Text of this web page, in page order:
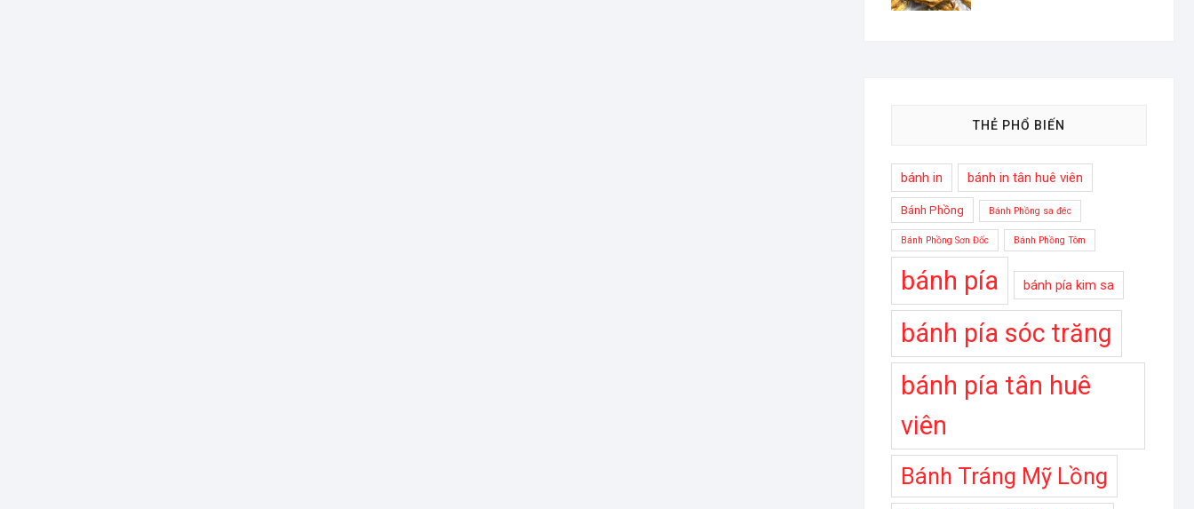
THẺ PHỔ BIẾN
bánh in bánh in tân huê viên
Bánh Phồng Bánh Phồng sa đéc
Bánh Phồng Sơn Đốc Bánh Phồng Tôm
bánh pía bánh pía kim sa
bánh pía sóc trăng
bánh pía tân huê
viên
Bánh Tráng Mỹ Lồng